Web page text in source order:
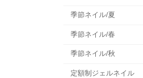
季節ネイル/夏
季節ネイル/春
季節ネイル/秋
定額制ジェルネイル